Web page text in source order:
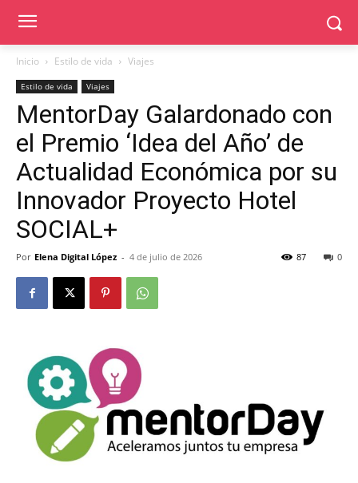
Inicio Estilo de vida Viajes
Estilo de vida Viajes
MentorDay Galardonado con
el Premio ‘Idea del Año’ de
Actualidad Económica por su
Innovador Proyecto Hotel
SOCIAL+
Por Elena Digital López - 4 de julio de 2026 0
87